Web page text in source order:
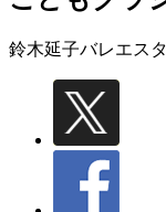
鈴木延子バレエス